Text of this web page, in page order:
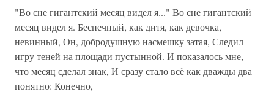
"Во сне гигантский месяц видел я..." Во сне гигантский
месяц видел я. Беспечный, как дитя, как девочка,
невинный, Он, добродушную насмешку затая, Следил
игру теней на площади пустынной. И показалось мне,
что месяц сделал знак, И сразу стало всё как дважды два
понятно: Конечно,